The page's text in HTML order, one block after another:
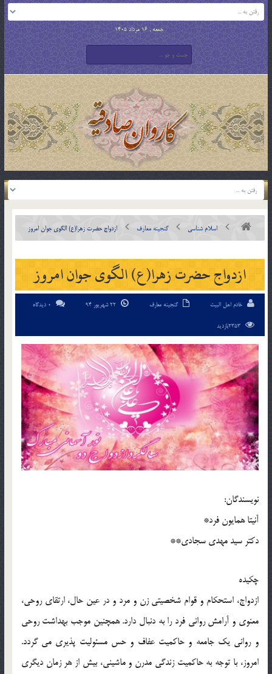
جمعه , 16 مرداد 1405
اسلام شناسی گنجینه معارف ازدواج حضرت زهرا(ع) الگوی جوان امروز
ازدواج حضرت زهرا(ع) الگوی جوان امروز
خادم اهل البیت گنجینه معارف 0 دیدگاه
نویسندگان:
آنیتا همایون فرد*
دکتر سید مهدی سجادی**
چکیده
ازدواج، استحکام و قوام شخصیتی زن و مرد و در عین حال، ارتقای روحی،
معنوی و آرامش روانی فرد را به دنبال دارد. همچنین موجب بهداشت روحی
و روانی یک جامعه و حاکمیت عفاف و حس مسئولیت پذیری می گردد.
امروز، با توجه به حاکمیت زندگی مدرن و ماشینی، بیش از هر زمان دیگری